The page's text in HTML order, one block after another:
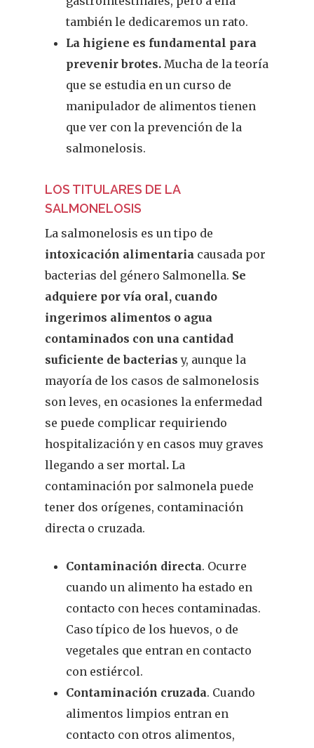
también le dedicaremos un rato.
La higiene es fundamental para
prevenir brotes.Mucha de la teoría
que se estudia en un curso de
manipulador de alimentos tienen
que ver con la prevención de la
salmonelosis.
LOS TITULARES DE LA
SALMONELOSIS
La salmonelosis es un tipo de
intoxicación alimentaria causada por
bacterias del género Salmonella. Se
adquiere por vía oral, cuando
ingerimos alimentos o agua
contaminados con una cantidad
suficiente de bacterias y, aunque la
mayoría de los casos de salmonelosis
son leves, en ocasiones la enfermedad
se puede complicar requiriendo
hospitalización y en casos muy graves
llegando a ser mortal.La
contaminación por salmonela puede
tener dos orígenes, contaminación
directa o cruzada.
Contaminación directa. Ocurre
cuando un alimento ha estado en
contacto con heces contaminadas.
Caso típico de los huevos, o de
vegetales que entran en contacto
con estiércol.
Contaminación cruzada. Cuando
alimentos limpios entran en
contacto con otros alimentos,